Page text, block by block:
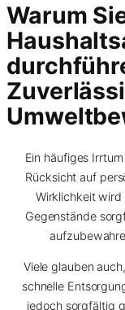
Warum
Ein häufiges
Rücksicht auf
Wirklichkeit
Gegenstände
Viele glauben
schnelle
jedoch sorgfältig